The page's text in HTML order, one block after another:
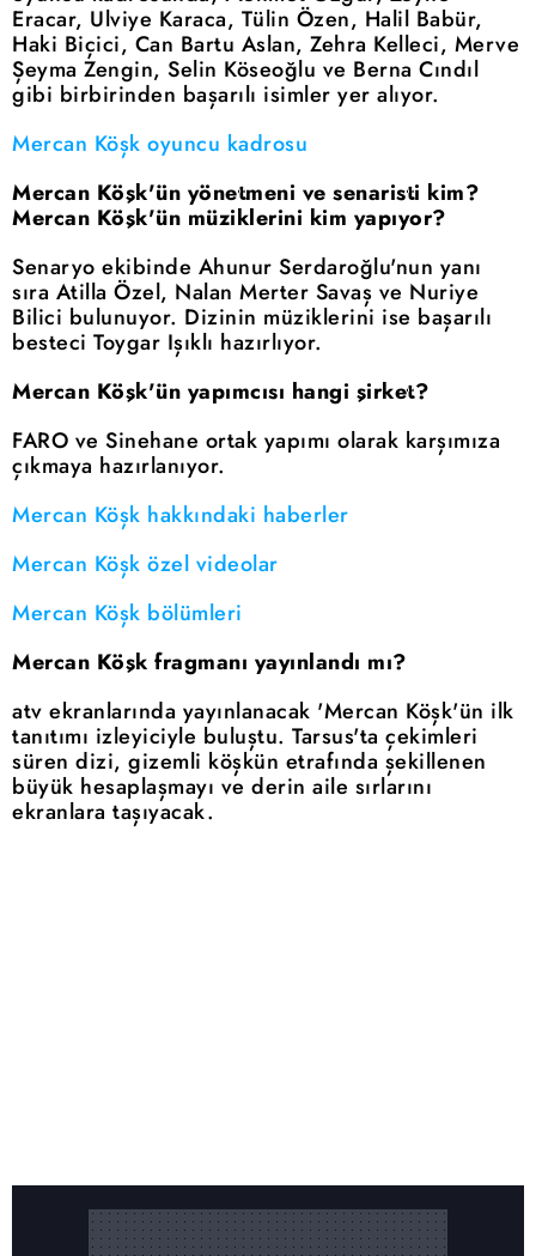
Eracar, Ulviye Karaca, Tülin Özen, Halil Babür,
Haki Biçici, Can Bartu Aslan, Zehra Kelleci, Merve
Şeyma Zengin, Selin Köseoğlu ve Berna Cındıl
gibi birbirinden başarılı isimler yer alıyor.
Mercan Köşk oyuncu kadrosu
Mercan Köşk'ün yönetmeni ve senaristi kim?
Mercan Köşk'ün müziklerini kim yapıyor?
Senaryo ekibinde Ahunur Serdaroğlu'nun yanı
sıra Atilla Özel, Nalan Merter Savaş ve Nuriye
Bilici bulunuyor. Dizinin müziklerini ise başarılı
besteci Toygar Işıklı hazırlıyor.
Mercan Köşk'ün yapımcısı hangi şirket?
FARO ve Sinehane ortak yapımı olarak karşımıza
çıkmaya hazırlanıyor.
Mercan Köşk hakkındaki haberler
Mercan Köşk özel videolar
Mercan Köşk bölümleri
Mercan Köşk fragmanı yayınlandı mı?
atv ekranlarında yayınlanacak 'Mercan Köşk'ün ilk
tanıtımı izleyiciyle buluştu. Tarsus'ta çekimleri
süren dizi, gizemli köşkün etrafında şekillenen
büyük hesaplaşmayı ve derin aile sırlarını
ekranlara taşıyacak.